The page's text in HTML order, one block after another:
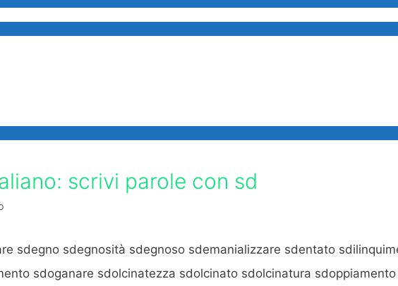
scrivi parole con sd
sdegno sdegnosità sdegnoso sdemanializzare sdentato
sdoganare sdolcinatezza sdolcinato sdolcinatura sdoppiamento